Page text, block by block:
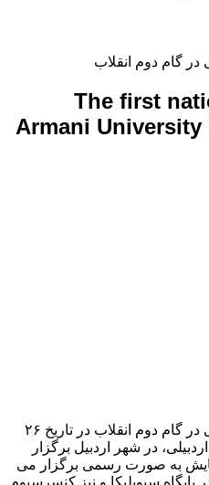
در گام دوم انقلاب
The first
Armani
اولین همایش ملی دانشگاه آرمانی در گام دوم انقلاب در تاریخ ۲۶
اردبیلی، در شهر اردبیل برگزار
به صورت رسمی برگزار می